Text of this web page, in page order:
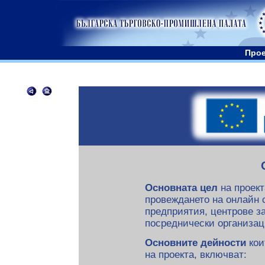
Основната цел на
провеждането на онлайн
предприятия, центрове
посреднически
Основните дейности
на проекта, включват: